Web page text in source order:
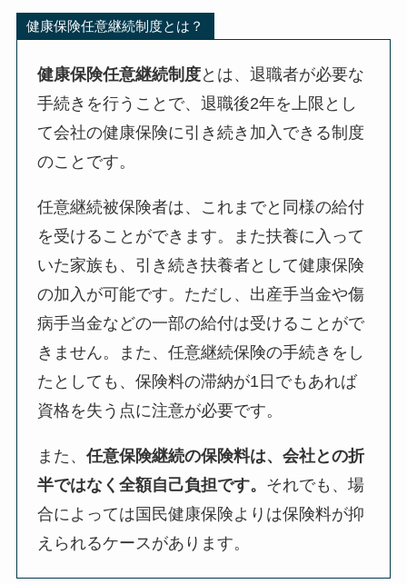
健康保険任意継続制度とは？
健康保険任意継続制度とは、退職者が必要な
手続きを行うことで、退職後2年を上限とし
て会社の健康保険に引き続き加入できる制度
のことです。
任意継続被保険者は、これまでと同様の給付
を受けることができます。また扶養に入って
いた家族も、引き続き扶養者として健康保険
の加入が可能です。ただし、出産手当金や傷
病手当金などの一部の給付は受けることがで
きません。また、任意継続保険の手続きをし
たとしても、保険料の滞納が1日でもあれば
資格を失う点に注意が必要です。
また、任意保険継続の保険料は、会社との折
半ではなく全額自己負担です。 それでも、場
合によっては国民健康保険よりは保険料が抑
えられるケースがあります。